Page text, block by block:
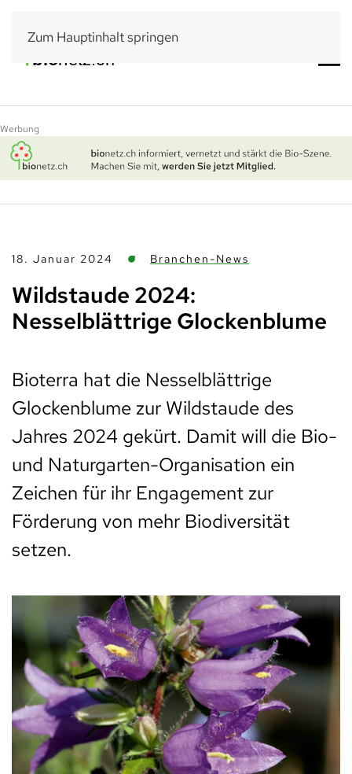
Zum Hauptinhalt springen
Werbung
18. Januar 2024 Branchen-News
Wildstaude 2024:
Nesselblättrige Glockenblume
Bioterra hat die Nesselblättrige
Glockenblume zur Wildstaude des
Jahres 2024 gekürt. Damit will die Bio-
und Naturgarten-Organisation ein
Zeichen für ihr Engagement zur
Förderung von mehr Biodiversität
setzen.